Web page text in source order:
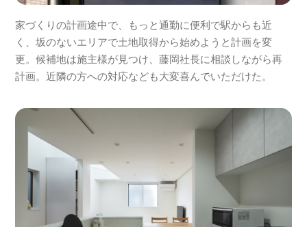
家づくりの計画途中で、もっと通勤に便利で駅からも近
く、坂のないエリアで土地取得から始めようと計画を変
更。候補地は施主様が見つけ、藤岡社長に相談しながら再
計画。近隣の方への対応なども大変喜んでいただけた。